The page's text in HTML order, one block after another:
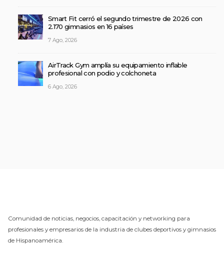
Smart Fit cerró el segundo trimestre de 2026 con
2.170 gimnasios en 16 países
7 Ago, 2026
AirTrack Gym amplía su equipamiento inflable
profesional con podio y colchoneta
6 Ago, 2026
Comunidad de noticias, negocios, capacitación y networking para
profesionales y empresarios de la industria de clubes deportivos y gimnasios
de Hispanoamérica.